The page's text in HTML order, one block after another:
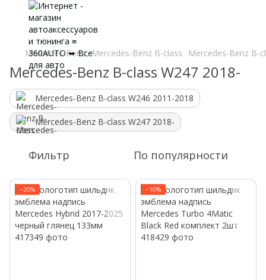
Mercedes-Benz Mercedes-Benz B-class Mercedes-Benz B-
Mercedes-Benz B-class W247 2018-
Mercedes-Benz B-class W246 2011-2018
Mercedes-Benz B-class W247 2018-
Фильтр По популярности
−20% −10%